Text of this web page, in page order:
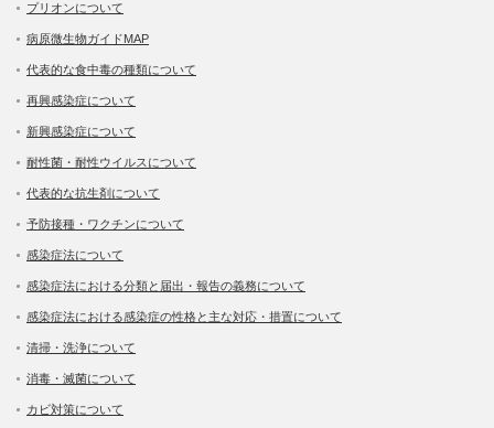
プリオンについて
病原微生物ガイドMAP
代表的な食中毒の種類について
再興感染症について
新興感染症について
耐性菌・耐性ウイルスについて
代表的な抗生剤について
予防接種・ワクチンについて
感染症法について
感染症法における分類と届出・報告の義務について
感染症法における感染症の性格と主な対応・措置について
清掃・洗浄について
消毒・滅菌について
カビ対策について